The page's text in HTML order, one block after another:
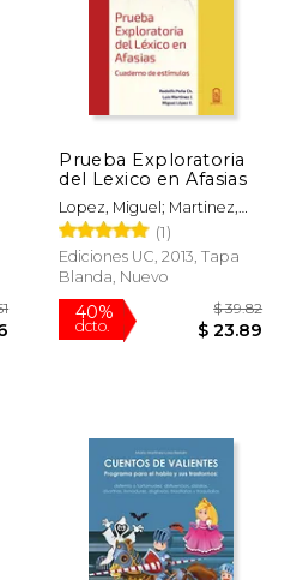
Prueba Exploratoria
del Lexico en Afasias
Lopez, Miguel; Martinez,
Luis
(1)
Ediciones UC, 2013, Tapa
Blanda, Nuevo
40%
dcto.